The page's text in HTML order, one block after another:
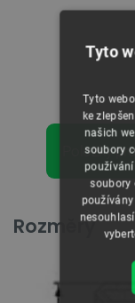
Položky
Rozměry
Tyto
Tyto
ke
našich
soubory
soubory